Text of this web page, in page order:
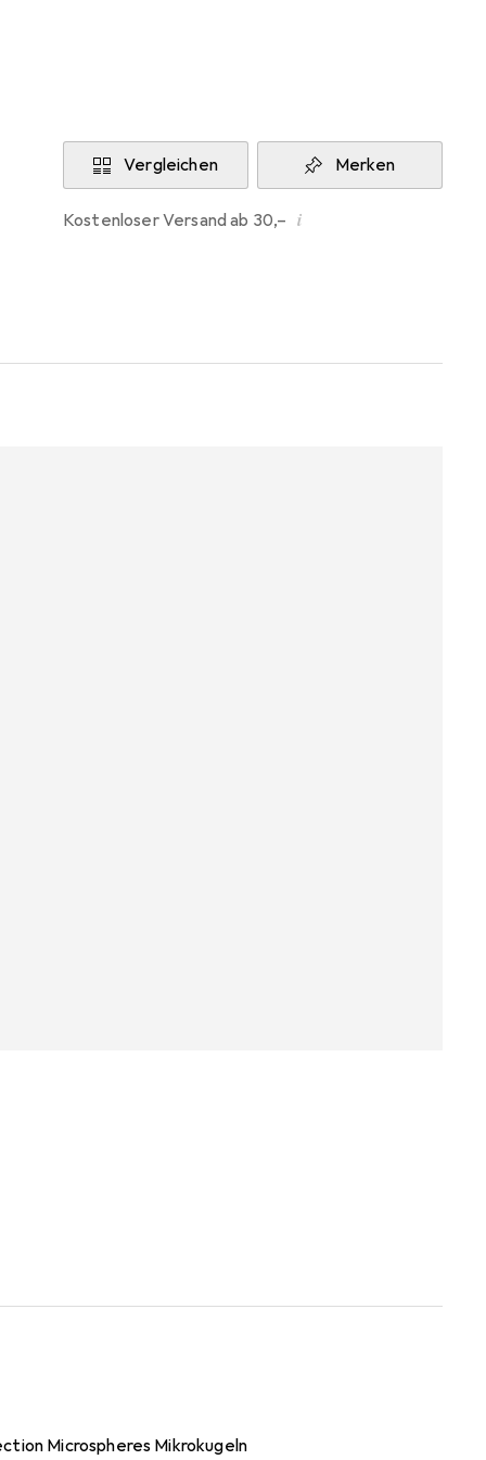
Vergleichen Merken
Kostenloser Versand ab 30,– i
Microspheres Mikrokugeln